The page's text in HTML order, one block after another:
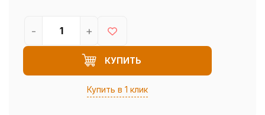
КУПИТЬ
Купить в 1 клик
- +